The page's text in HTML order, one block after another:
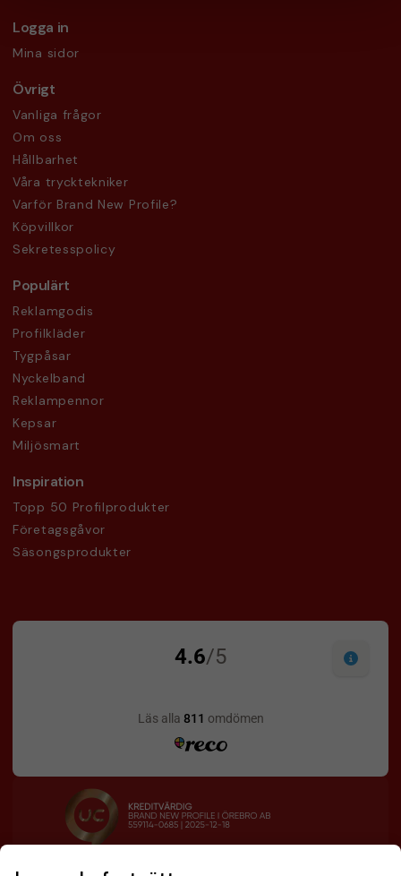
Logga in
Mina sidor
Övrigt
Vanliga frågor
Om oss
Hållbarhet
Våra trycktekniker
Varför Brand New Profile?
Köpvillkor
Sekretesspolicy
Populärt
Reklamgodis
Profilkläder
Tygpåsar
Nyckelband
Reklampennor
Kepsar
Miljösmart
Inspiration
Topp 50 Profilprodukter
Företagsgåvor
Säsongsprodukter